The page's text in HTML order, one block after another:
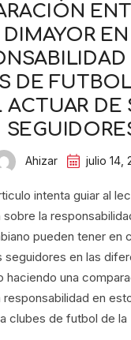
DIMAYOR
DE
ACTUAR DE
Ahizar julio 14,
intenta guiar al
la
pueden tener en
seguidores en las
haciendo una
responsabilidad en
clubes de futbol de la